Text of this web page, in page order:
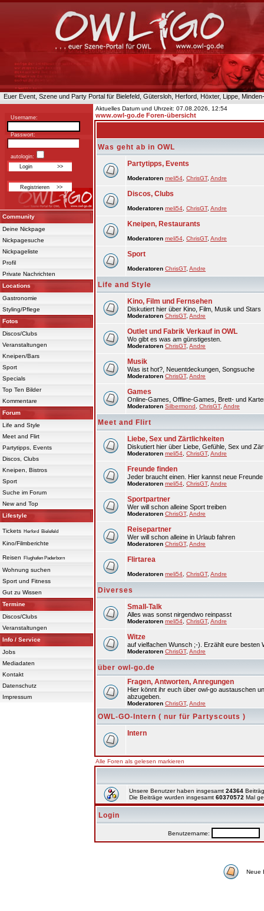
Euer Event, Szene und Party Portal für Bielefeld, Gütersloh, Herford, Höxter, Lippe,
Username:
Passwort:
autologin:
Community
Deine Nickpage
Nickpagesuche
Nickpageliste
Profil
Private Nachrichten
Locations
Gastronomie
Styling/Pflege
Fotos
Discos/Clubs
Veranstaltungen
Kneipen/Bars
Sport
Specials
Top Ten Bilder
Kommentare
Forum
Life and Style
Meet and Flirt
Partytipps, Events
Discos, Clubs
Kneipen, Bistros
Sport
Suche im Forum
New and Top
Lifestyle
Tickets Herford Bielefeld
Kino/Filmberichte
Reisen Flughafen Paderborn
Wohnung suchen
Sport und Fitness
Gut zu Wissen
Termine
Discos/Clubs
Veranstaltungen
Info / Service
Jobs
Mediadaten
Kontakt
Datenschutz
Impressum
Aktuelles Datum und Uhrzeit: 07.08.2026, 12:54
www.owl-go.de Foren-übersicht
Was geht ab in OWL
Partytipps, Events
Moderatoren meli54 ChrisGT, Andre
Discos, Clubs
Moderatoren meli54 ChrisGT, Andre
Kneipen, Restaurants
Moderatoren meli54 ChrisGT, Andre
Sport
Moderatoren ChrisGT, Andre
Life and Style
Kino, Film und Fernsehen
Diskutiert hier über Kino, Film, Musik und Stars
Moderatoren ChrisGT, Andre
Outlet und Fabrik Verkauf in OWL
Wo gibt es was am günstigesten.
Moderatoren ChrisGT, Andre
Musik
Was ist hot?, Neuentdeckungen, Songsuche
Moderatoren ChrisGT, Andre
Games
Online-Games, Offline-Games, Brett- und
Moderatoren Silbermond ChrisGT, Andre
Meet and Flirt
Liebe, Sex und Zärtlichkeiten
Diskutiert hier über Liebe, Gefühle, Sex und
Moderatoren meli54 ChrisGT, Andre
Freunde finden
Jeder braucht einen. Hier kannst neue Freunde
Moderatoren meli54 ChrisGT, Andre
Sportpartner
Wer will schon alleine Sport treiben
Moderatoren ChrisGT, Andre
Reisepartner
Wer will schon alleine in Urlaub fahren
Moderatoren ChrisGT, Andre
Flirtarea
Moderatoren meli54 ChrisGT, Andre
Diverses
Small-Talk
Alles was sonst nirgendwo reinpasst
Moderatoren meli54 ChrisGT, Andre
Witze
auf vielfachen Wunsch ;-). Erzählt eure besten
Moderatoren ChrisGT, Andre
über owl-go.de
Fragen, Antworten, Anregungen
Hier könnt ihr euch über owl-go austauschen
abzugeben.
Moderatoren ChrisGT, Andre
OWL-GO-Intern ( nur für Partyscouts )
Intern
Alle Foren als gelesen markieren
Unsere Benutzer haben insgesamt 24364
Die Beiträge wurden insgesamt 60370572 Mal
Login
Benutzername:
Neue